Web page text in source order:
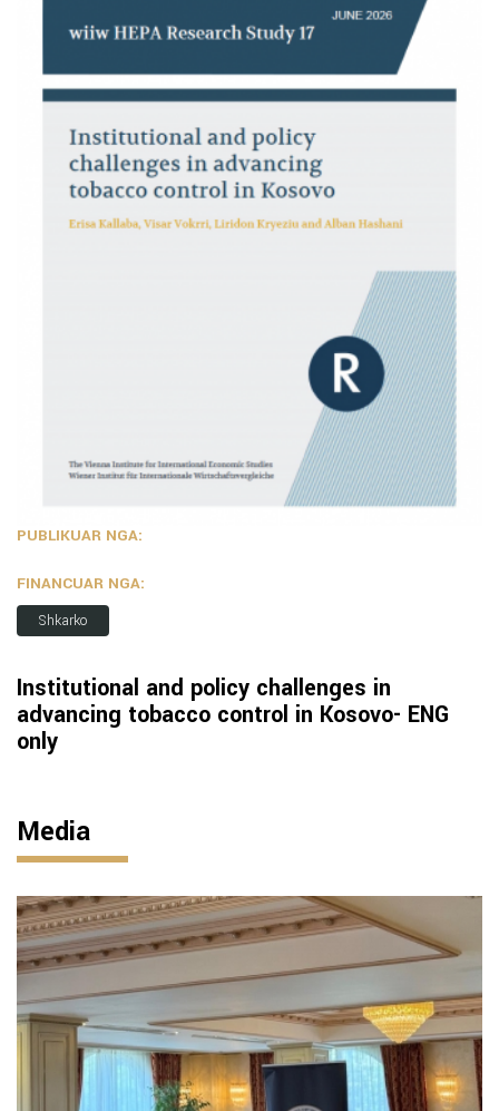
PUBLIKUAR NGA:
FINANCUAR NGA:
Shkarko
Institutional and policy challenges in
advancing tobacco control in Kosovo- ENG
only
Media